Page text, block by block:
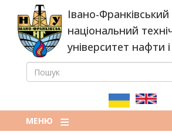
основного
вмісту
Івано-Франківський
національний
університет нафти
ПОШУКОВА
ПОШУК
МЕНЮ